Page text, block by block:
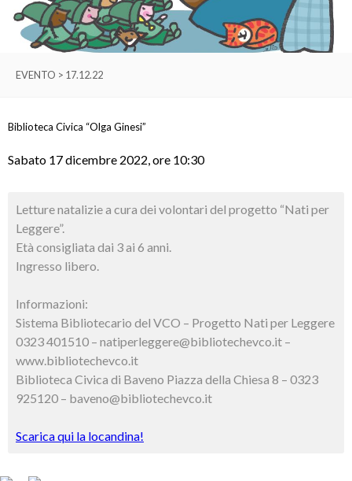
EVENTO > 17.12.22
Biblioteca Civica “Olga Ginesi”
Sabato 17 dicembre 2022, ore 10:30
Letture natalizie a cura dei volontari del progetto “Nati per
Leggere”.
Età consigliata dai 3 ai 6 anni.
Ingresso libero.
Informazioni:
Sistema Bibliotecario del VCO – Progetto Nati per Leggere
0323 401510 – natiperleggere@bibliotechevco.it –
www.bibliotechevco.it
Biblioteca Civica di Baveno Piazza della Chiesa 8 – 0323
925120 – baveno@bibliotechevco.it
Scarica qui la locandina!